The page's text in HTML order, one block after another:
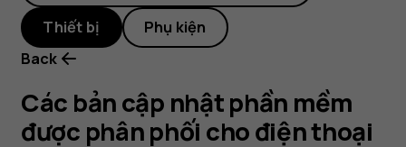
mềm
được
phân
Thiết bị
Phụ kiện
Back
Các bản cập nhật phần mềm
được phân phối cho điện thoại